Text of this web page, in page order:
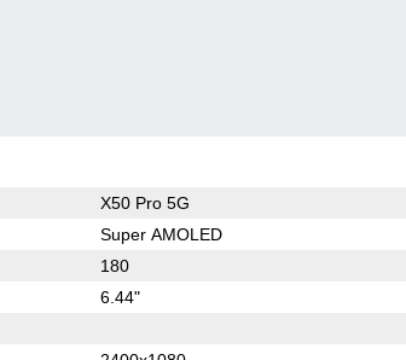
X50 Pro 5G
Super AMOLED
180
6.44"